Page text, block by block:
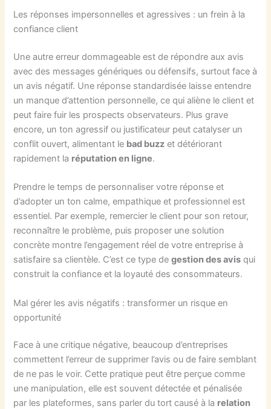
Les réponses impersonnelles et agressives : un frein à la
confiance client
Une autre erreur dommageable est de répondre aux avis
avec des messages génériques ou défensifs, surtout face à
un avis négatif. Une réponse standardisée laisse entendre
un manque d’attention personnelle, ce qui aliène le client et
peut faire fuir les prospects observateurs. Plus grave
encore, un ton agressif ou justificateur peut catalyser un
conflit ouvert, alimentant le bad buzz et détériorant
rapidement la réputation en ligne.
Prendre le temps de personnaliser votre réponse et
d’adopter un ton calme, empathique et professionnel est
essentiel. Par exemple, remercier le client pour son retour,
reconnaître le problème, puis proposer une solution
concrète montre l’engagement réel de votre entreprise à
satisfaire sa clientèle. C’est ce type degestion des avis qui
construit la confiance et la loyauté des consommateurs.
Mal gérer les avis négatifs : transformer un risque en
opportunité
Face à une critique négative, beaucoup d’entreprises
commettent l’erreur de supprimer l’avis ou de faire semblant
de ne pas le voir. Cette pratique peut être perçue comme
une manipulation, elle est souvent détectée et pénalisée
par les plateformes, sans parler du tort causé à la relation